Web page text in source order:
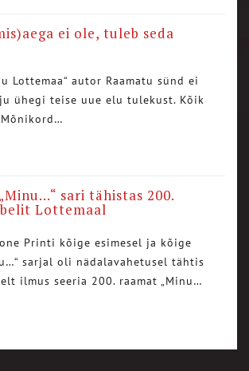
ei ole, tuleb seda
Lottemaa“ autor Raamatu sünd ei
ühegi teise uue elu tulekust. Kõik
sari tähistas 200.
Lottemaal
Printi kõige esimesel ja kõige
sarjal oli nädalavahetusel tähtis
ilmus seeria 200. raamat „Minu…